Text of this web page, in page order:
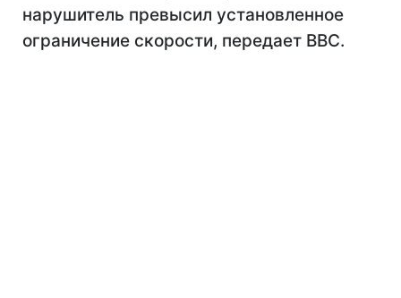
нарушитель превысил установленное
ограничение скорости, передает ВВС.